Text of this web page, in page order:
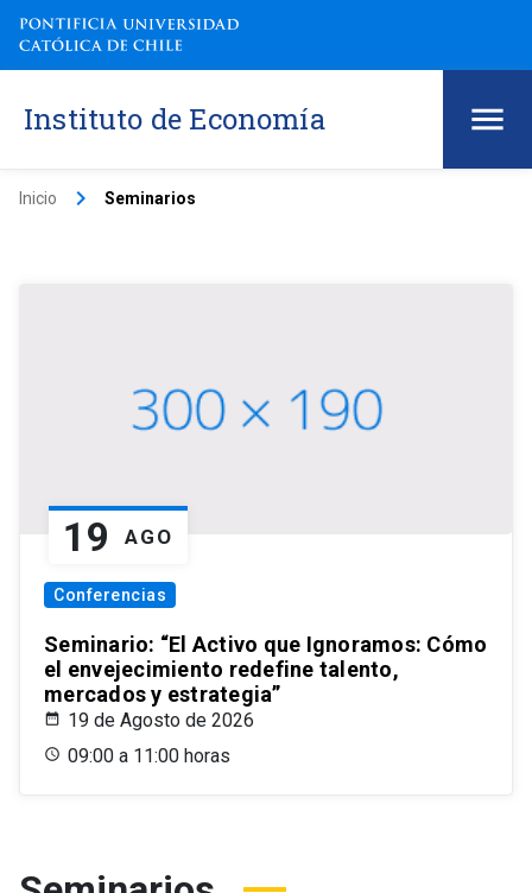
Instituto de Economía
Inicio keyboard_arrow_right Seminarios
19 AGO
Conferencias
Seminario: “El Activo que Ignoramos: Cómo
el envejecimiento redefine talento,
mercados y estrategia”
19 de Agosto de 2026
09:00 a 11:00 horas